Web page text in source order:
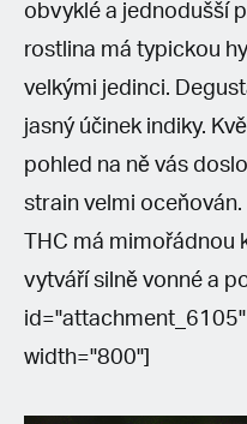
obvyklé a jednodušší
rostlina má typickou
velkými jedinci.
jasný účinek indiky.
pohled na ně vás
strain velmi
THC má
vytváří silně vonné a
width="800"]